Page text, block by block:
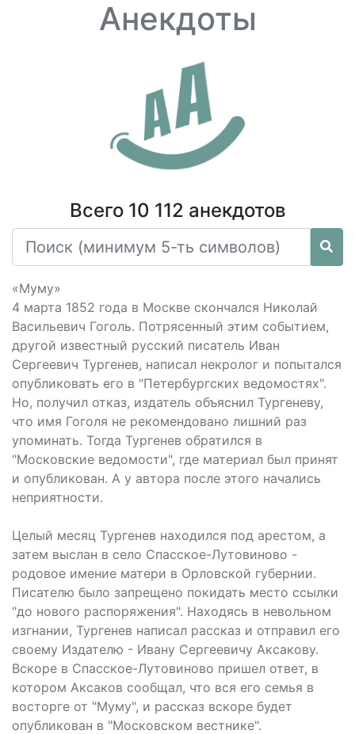
Анекдоты
Всего 10 112 анекдотов
«Муму»
4 марта 1852 года в Москве скончался Николай
Васильевич Гоголь. Потрясенный этим событием,
другой известный русский писатель Иван
Сергеевич Тургенев, написал некролог и попытался
опубликовать его в "Петербургских ведомостях".
Но, получил отказ, издатель объяснил Тургеневу,
что имя Гоголя не рекомендовано лишний раз
упоминать. Тогда Тургенев обратился в
"Московские ведомости", где материал был принят
и опубликован. А у автора после этого начались
неприятности.
Целый месяц Тургенев находился под арестом, а
затем выслан в село Спасское-Лутовиново -
родовое имение матери в Орловской губернии.
Писателю было запрещено покидать место ссылки
"до нового распоряжения". Находясь в невольном
изгнании, Тургенев написал рассказ и отправил его
своему Издателю - Ивану Сергеевичу Аксакову.
Вскоре в Спасское-Лутовиново пришел ответ, в
котором Аксаков сообщал, что вся его семья в
восторге от "Муму", и рассказ вскоре будет
опубликован в "Московском вестнике".